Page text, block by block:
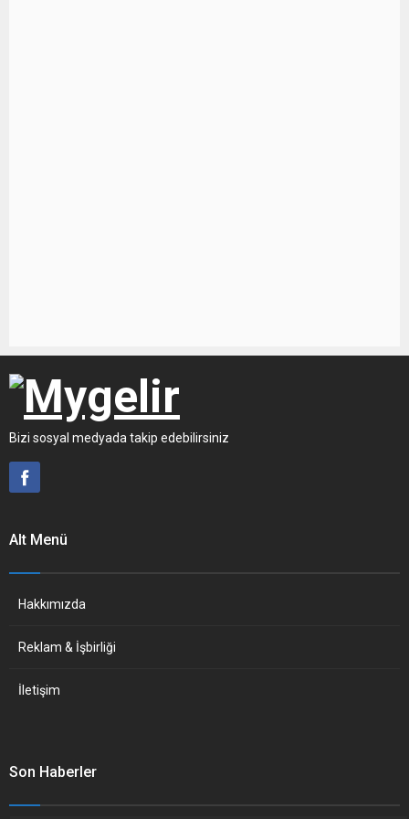
Bizi sosyal medyada takip edebilirsiniz
Alt Menü
Hakkımızda
Reklam & İşbirliği
İletişim
Son Haberler